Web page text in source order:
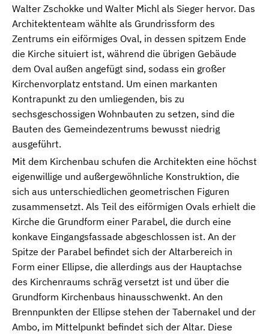
Walter Zschokke und Walter Michl als Sieger hervor. Das
Architektenteam wählte als Grundrissform des
Zentrums ein eiförmiges Oval, in dessen spitzem Ende
die Kirche situiert ist, während die übrigen Gebäude
dem Oval außen angefügt sind, sodass ein großer
Kirchenvorplatz entstand. Um einen markanten
Kontrapunkt zu den umliegenden, bis zu
sechsgeschossigen Wohnbauten zu setzen, sind die
Bauten des Gemeindezentrums bewusst niedrig
ausgeführt.
Mit dem Kirchenbau schufen die Architekten eine höchst
eigenwillige und außergewöhnliche Konstruktion, die
sich aus unterschiedlichen geometrischen Figuren
zusammensetzt. Als Teil des eiförmigen Ovals erhielt die
Kirche die Grundform einer Parabel, die durch eine
konkave Eingangsfassade abgeschlossen ist. An der
Spitze der Parabel befindet sich der Altarbereich in
Form einer Ellipse, die allerdings aus der Hauptachse
des Kirchenraums schräg versetzt ist und über die
Grundform Kirchenbaus hinausschwenkt. An den
Brennpunkten der Ellipse stehen der Tabernakel und der
Ambo, im Mittelpunkt befindet sich der Altar. Diese